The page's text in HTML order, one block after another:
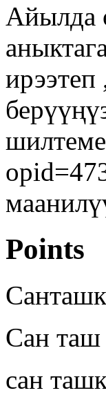
Айылда
Points
Сан таш
сан